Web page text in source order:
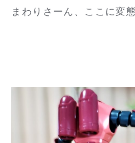
まわりさーん、ここに変